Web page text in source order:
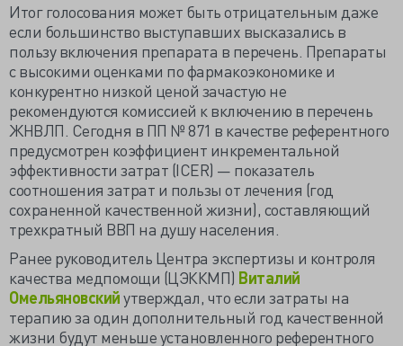
Итог голосования может быть отрицательным даже
если большинство выступавших высказались в
пользу включения препарата в перечень. Препараты
с высокими оценками по фармакоэкономике и
конкурентно низкой ценой зачастую не
рекомендуются комиссией к включению в перечень
ЖНВЛП. Сегодня в ПП № 871 в качестве референтного
предусмотрен коэффициент инкрементальной
эффективности затрат (ICER) — показатель
соотношения затрат и пользы от лечения (год
сохраненной качественной жизни), составляющий
трехкратный ВВП на душу населения.
Ранее руководитель Центра экспертизы и контроля
качества медпомощи (ЦЭККМП) Виталий
Омельяновскийутверждал, что если затраты на
терапию за один дополнительный год качественной
жизни будут меньше установленного референтного